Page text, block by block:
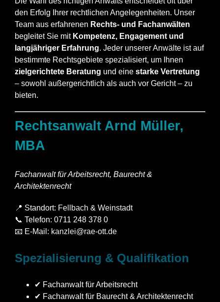
den Erfolg Ihrer rechtlichen Angelegenheiten. Unser
Team aus erfahrenen Rechts- und Fachanwälten
begleitet Sie mit Kompetenz, Engagement und
langjähriger Erfahrung. Jeder unserer Anwälte ist auf
bestimmte Rechtsgebiete spezialisiert, um Ihnen
zielgerichtete Beratung und eine starke Vertretung
– sowohl außergerichtlich als auch vor Gericht – zu
bieten.
Rechtsanwalt Arnd Müller,
MBA
Fachanwalt für Arbeitsrecht, Baurecht &
Architektenrecht
📍 Standort: Fellbach & Weinstadt
📞 Telefon: 0711 248 378 0
📧 E-Mail: kanzlei@rae-ott.de
Spezialisierung & Qualifikation
✔ Fachanwalt für Arbeitsrecht
✔ Fachanwalt für Baurecht & Architektenrecht